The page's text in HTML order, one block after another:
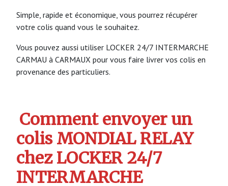
Simple, rapide et économique, vous pourrez récupérer
votre colis quand vous le souhaitez.
Vous pouvez aussi utiliser LOCKER 24/7 INTERMARCHE
CARMAU à CARMAUX pour vous faire livrer vos colis en
provenance des particuliers.
Comment envoyer un
colis MONDIAL RELAY
chez LOCKER 24/7
INTERMARCHE